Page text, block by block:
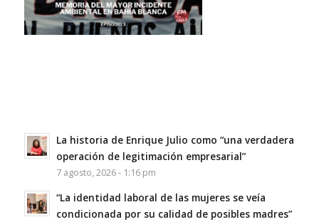
La historia de Enrique Julio como “una verdadera
operación de legitimación empresarial”
7 agosto, 2026 - 1:16 pm
“La identidad laboral de las mujeres se veía
condicionada por su calidad de posibles madres”